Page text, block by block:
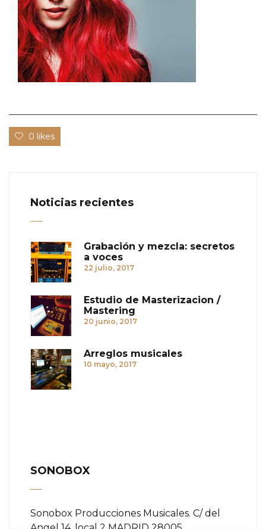
0 likes
Noticias recientes
Grabación y mezcla: secretos
a voces
22 julio, 2017
Estudio de Masterizacion /
Mastering
20 junio, 2017
Arreglos musicales
10 mayo, 2017
SONOBOX
Sonobox Producciones Musicales. C/ del